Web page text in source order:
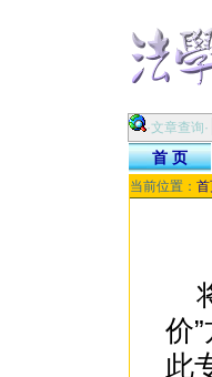
·文章查询·
首 页
当前位置：
价
此